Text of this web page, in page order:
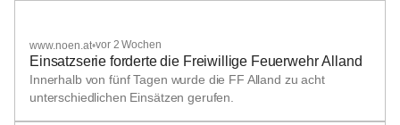
www.noen.at•vor 2 Wochen
Einsatzserie forderte die Freiwillige Feuerwehr Alland
Innerhalb von fünf Tagen wurde die FF Alland zu acht
unterschiedlichen Einsätzen gerufen.